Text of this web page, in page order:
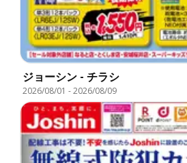
ジョーシン - チラシ
2026/08/01 -2026/08/09